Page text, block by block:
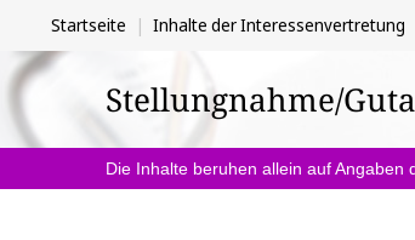
Sie
befinden
sich
hier:
Startseite Inhalte der Interessenvertretung
Stellungnahme/
Die Inhalte beruhen allein auf Angaben